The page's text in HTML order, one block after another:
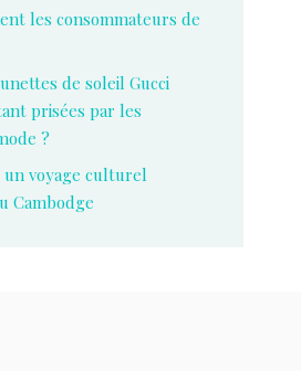
les consommateurs de
de soleil Gucci
prisées par les
?
un voyage culturel
Cambodge